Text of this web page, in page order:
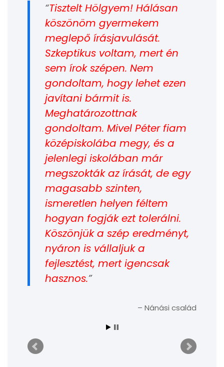
Tisztelt Hölgyem! Hálásan
köszönöm gyermekem
meglepő írásjavulását.
Szkeptikus voltam, mert én
sem írok szépen. Nem
gondoltam, hogy lehet ezen
javítani bármit is.
Meghatározottnak
gondoltam. Mivel Péter fiam
középiskolába megy, és a
jelenlegi iskolában már
megszokták az írását, de egy
magasabb szinten,
ismeretlen helyen féltem
hogyan fogják ezt tolerálni.
Köszönjük a szép eredményt,
nyáron is vállaljuk a
fejlesztést, mert igencsak
hasznos.
Nánási család